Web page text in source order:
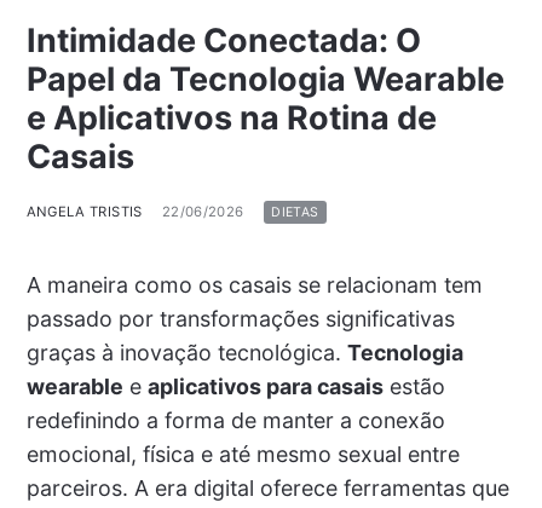
Intimidade Conectada: O
Papel da Tecnologia Wearable
e Aplicativos na Rotina de
Casais
ANGELA TRISTIS 22/06/2026 DIETAS
A maneira como os casais se relacionam tem
passado por transformações significativas
graças à inovação tecnológica. Tecnologia
wearable e aplicativos para casaisestão
redefinindo a forma de manter a conexão
emocional, física e até mesmo sexual entre
parceiros. A era digital oferece ferramentas que